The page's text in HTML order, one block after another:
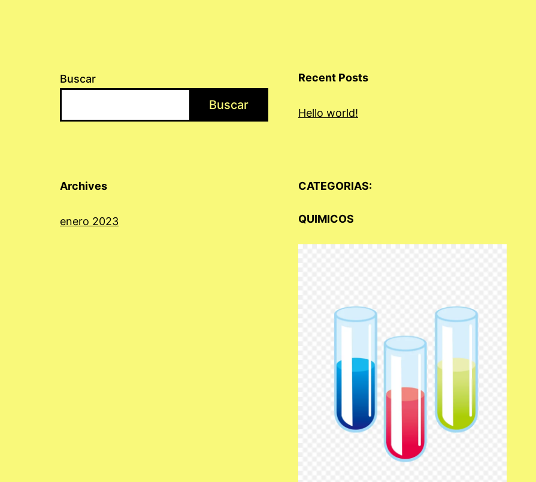
Buscar
Buscar
Recent Posts
Hello world!
Archives
enero 2023
CATEGORIAS:
QUIMICOS